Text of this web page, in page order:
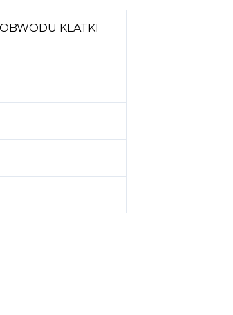
KLATKI